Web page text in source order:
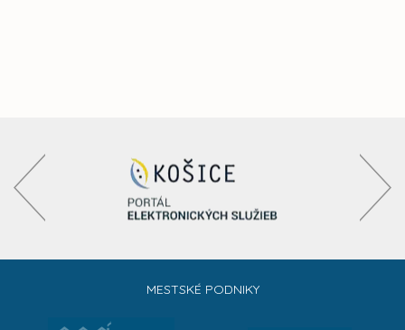
MESTSKÉ PODNIKY